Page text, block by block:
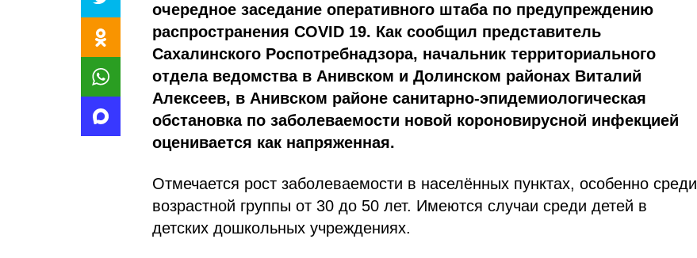
очередное заседание оперативного штаба по предупреждению
распространения COVID 19. Как сообщил представитель
Сахалинского Роспотребнадзора, начальник территориального
отдела ведомства в Анивском и Долинском районах Виталий
Алексеев, в Анивском районе санитарно-эпидемиологическая
обстановка по заболеваемости новой короновирусной инфекцией
оценивается как напряженная.
Отмечается рост заболеваемости в населённых пунктах, особенно среди
возрастной группы от 30 до 50 лет. Имеются случаи среди детей в
детских дошкольных учреждениях.